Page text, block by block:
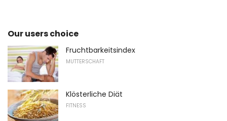
Our users choice
Fruchtbarkeitsindex
MUTTERSCHAFT
Klösterliche Diät
FITNESS